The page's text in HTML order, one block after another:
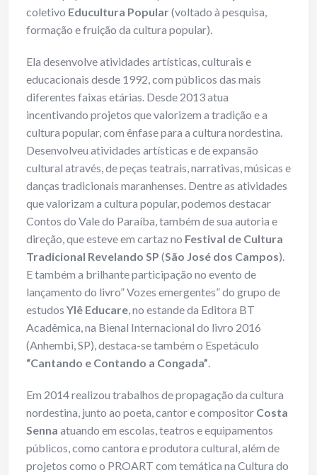
coletivo Educultura Popular(voltado à pesquisa,
formação e fruição da cultura popular).
Ela desenvolve atividades artísticas, culturais e
educacionais desde 1992, com públicos das mais
diferentes faixas etárias. Desde 2013 atua
incentivando projetos que valorizem a tradição e a
cultura popular, com ênfase para a cultura nordestina.
Desenvolveu atividades artísticas e de expansão
cultural através, de peças teatrais, narrativas, músicas e
danças tradicionais maranhenses. Dentre as atividades
que valorizam a cultura popular, podemos destacar
Contos do Vale do Paraíba, também de sua autoria e
direção, que esteve em cartaz no Festival de Cultura
Tradicional Revelando SP (São José dos Campos).
E também a brilhante participação no evento de
lançamento do livro” Vozes emergentes” do grupo de
estudos Ylê Educare, no estande da Editora BT
Acadêmica, na Bienal Internacional do livro 2016
(Anhembi, SP), destaca-se também o Espetáculo
“Cantando e Contando a Congada”.
Em 2014 realizou trabalhos de propagação da cultura
nordestina, junto ao poeta, cantor e compositor Costa
Senna atuando em escolas, teatros e equipamentos
públicos, como cantora e produtora cultural, além de
projetos como o PROART com temática na Cultura do